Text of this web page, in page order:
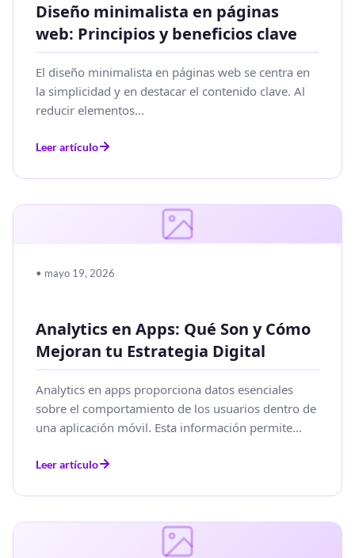
Diseño minimalista en páginas
web: Principios y beneficios clave
El diseño minimalista en páginas web se centra en
la simplicidad y en destacar el contenido clave. Al
reducir elementos...
Leer artículo
• mayo 19, 2026
Analytics en Apps: Qué Son y Cómo
Mejoran tu Estrategia Digital
Analytics en apps proporciona datos esenciales
sobre el comportamiento de los usuarios dentro de
una aplicación móvil. Esta información permite...
Leer artículo